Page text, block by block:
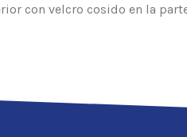
con velcro cosido en la